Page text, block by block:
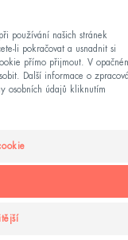
až velmi
UV RICHE
pleť termální
Jeho bohatá
a jeho
je také
používání našich stránek
li pokračovat a usnadnit si
přímo přijmout. V
Další informace o
osobních údajů kliknutím